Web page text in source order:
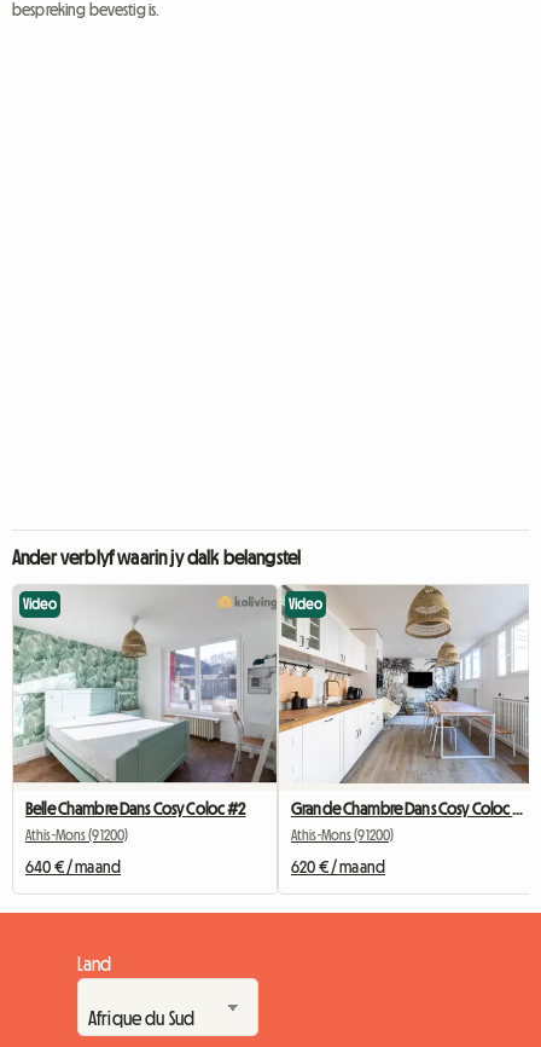
bespreking bevestig is.
Ander verblyf waarin jy dalk belangstel
Video
Belle Chambre Dans Cosy Coloc #2
Athis-Mons (91200)
640 € / maand
Video
Athis-Mons (91200)
620 € / maand
Land